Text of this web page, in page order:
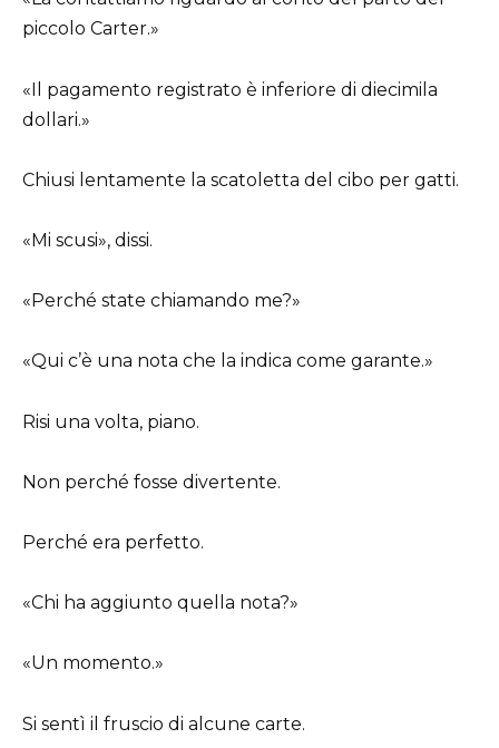
piccolo Carter.»
«Il pagamento registrato è inferiore di diecimila
dollari.»
Chiusi lentamente la scatoletta del cibo per gatti.
«Mi scusi», dissi.
«Perché state chiamando me?»
«Qui c’è una nota che la indica come garante.»
Risi una volta, piano.
Non perché fosse divertente.
Perché era perfetto.
«Chi ha aggiunto quella nota?»
«Un momento.»
Si sentì il fruscio di alcune carte.